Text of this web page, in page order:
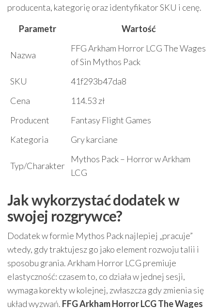
producenta, kategorię oraz identyfikator SKU i cenę.
Parametr
Wartość
Nazwa
FFG Arkham Horror LCG The Wages
of Sin Mythos Pack
SKU
41f293b47da8
Cena
114.53 zł
Producent
Fantasy Flight Games
Kategoria
Gry karciane
Typ/Charakter
Mythos Pack – Horror w Arkham
LCG
Jak wykorzystać dodatek w
swojej rozgrywce?
Dodatek w formie Mythos Pack najlepiej „pracuje”
wtedy, gdy traktujesz go jako element rozwoju talii i
sposobu grania. Arkham Horror LCG premiuje
elastyczność: czasem to, co działa w jednej sesji,
wymaga korekty w kolejnej, zwłaszcza gdy zmienia się
układ wyzwań. FFG Arkham Horror LCG The Wages